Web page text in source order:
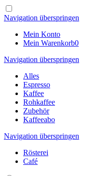
Navigation überspringen
Mein Konto
Mein Warenkorb0
Navigation überspringen
Alles
Espresso
Kaffee
Rohkaffee
Zubehör
Kaffeeabo
Navigation überspringen
Rösterei
Café